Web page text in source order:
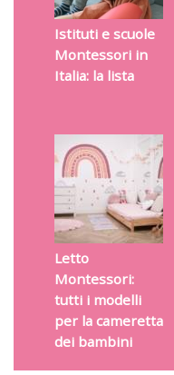
Istituti e scuole
Montessori in
Italia: la lista
Letto
Montessori:
tutti i modelli
per la cameretta
dei bambini